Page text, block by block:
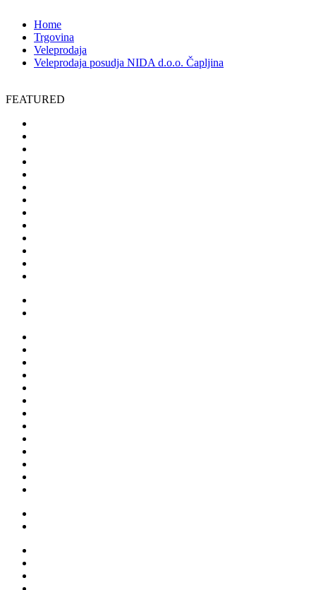
Home
Trgovina
Veleprodaja
Veleprodaja posudja NIDA d.o.o. Čapljina
FEATURED